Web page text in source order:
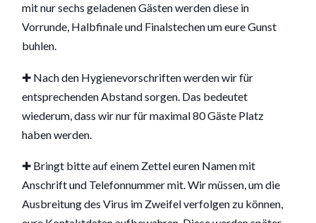
mit nur sechs geladenen Gästen werden diese in
Vorrunde, Halbfinale und Finalstechen um eure Gunst
buhlen.
✚ Nach den Hygienevorschriften werden wir für
entsprechenden Abstand sorgen. Das bedeutet
wiederum, dass wir nur für maximal 80 Gäste Platz
haben werden.
✚ Bringt bitte auf einem Zettel euren Namen mit
Anschrift und Telefonnummer mit. Wir müssen, um die
Ausbreitung des Virus im Zweifel verfolgen zu können,